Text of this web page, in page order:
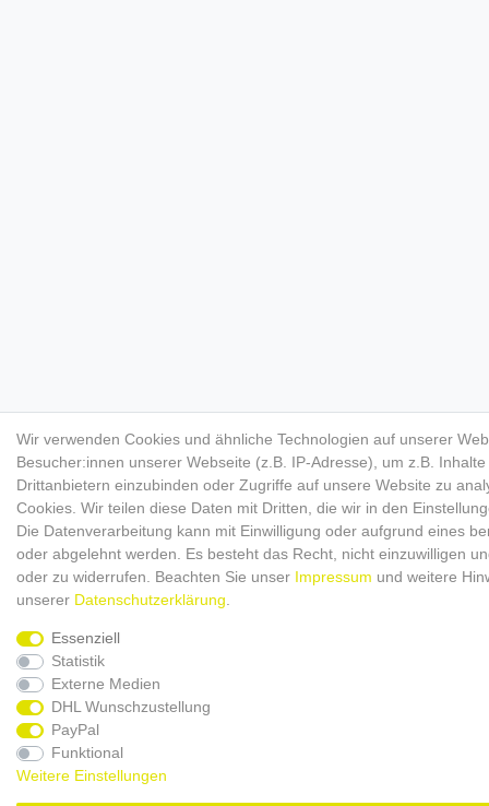
Wir verwenden Cookies und ähnliche Technologien auf unserer
Besucher:innen unserer Webseite (z.B. IP-Adresse), um z.B.
Drittanbietern einzubinden oder Zugriffe auf unsere Website zu
Cookies. Wir teilen diese Daten mit Dritten, die wir in den
Die Datenverarbeitung kann mit Einwilligung oder aufgrund eines
oder abgelehnt werden. Es besteht das Recht, nicht einzuwilligen
oder zu widerrufen. Beachten Sie unser Impressum und weitere
unserer Daten­schutz­erklärung
Essenziell
Statistik
Externe Medien
DHL Wunschzustellung
PayPal
Funktional
Weitere Einstellungen